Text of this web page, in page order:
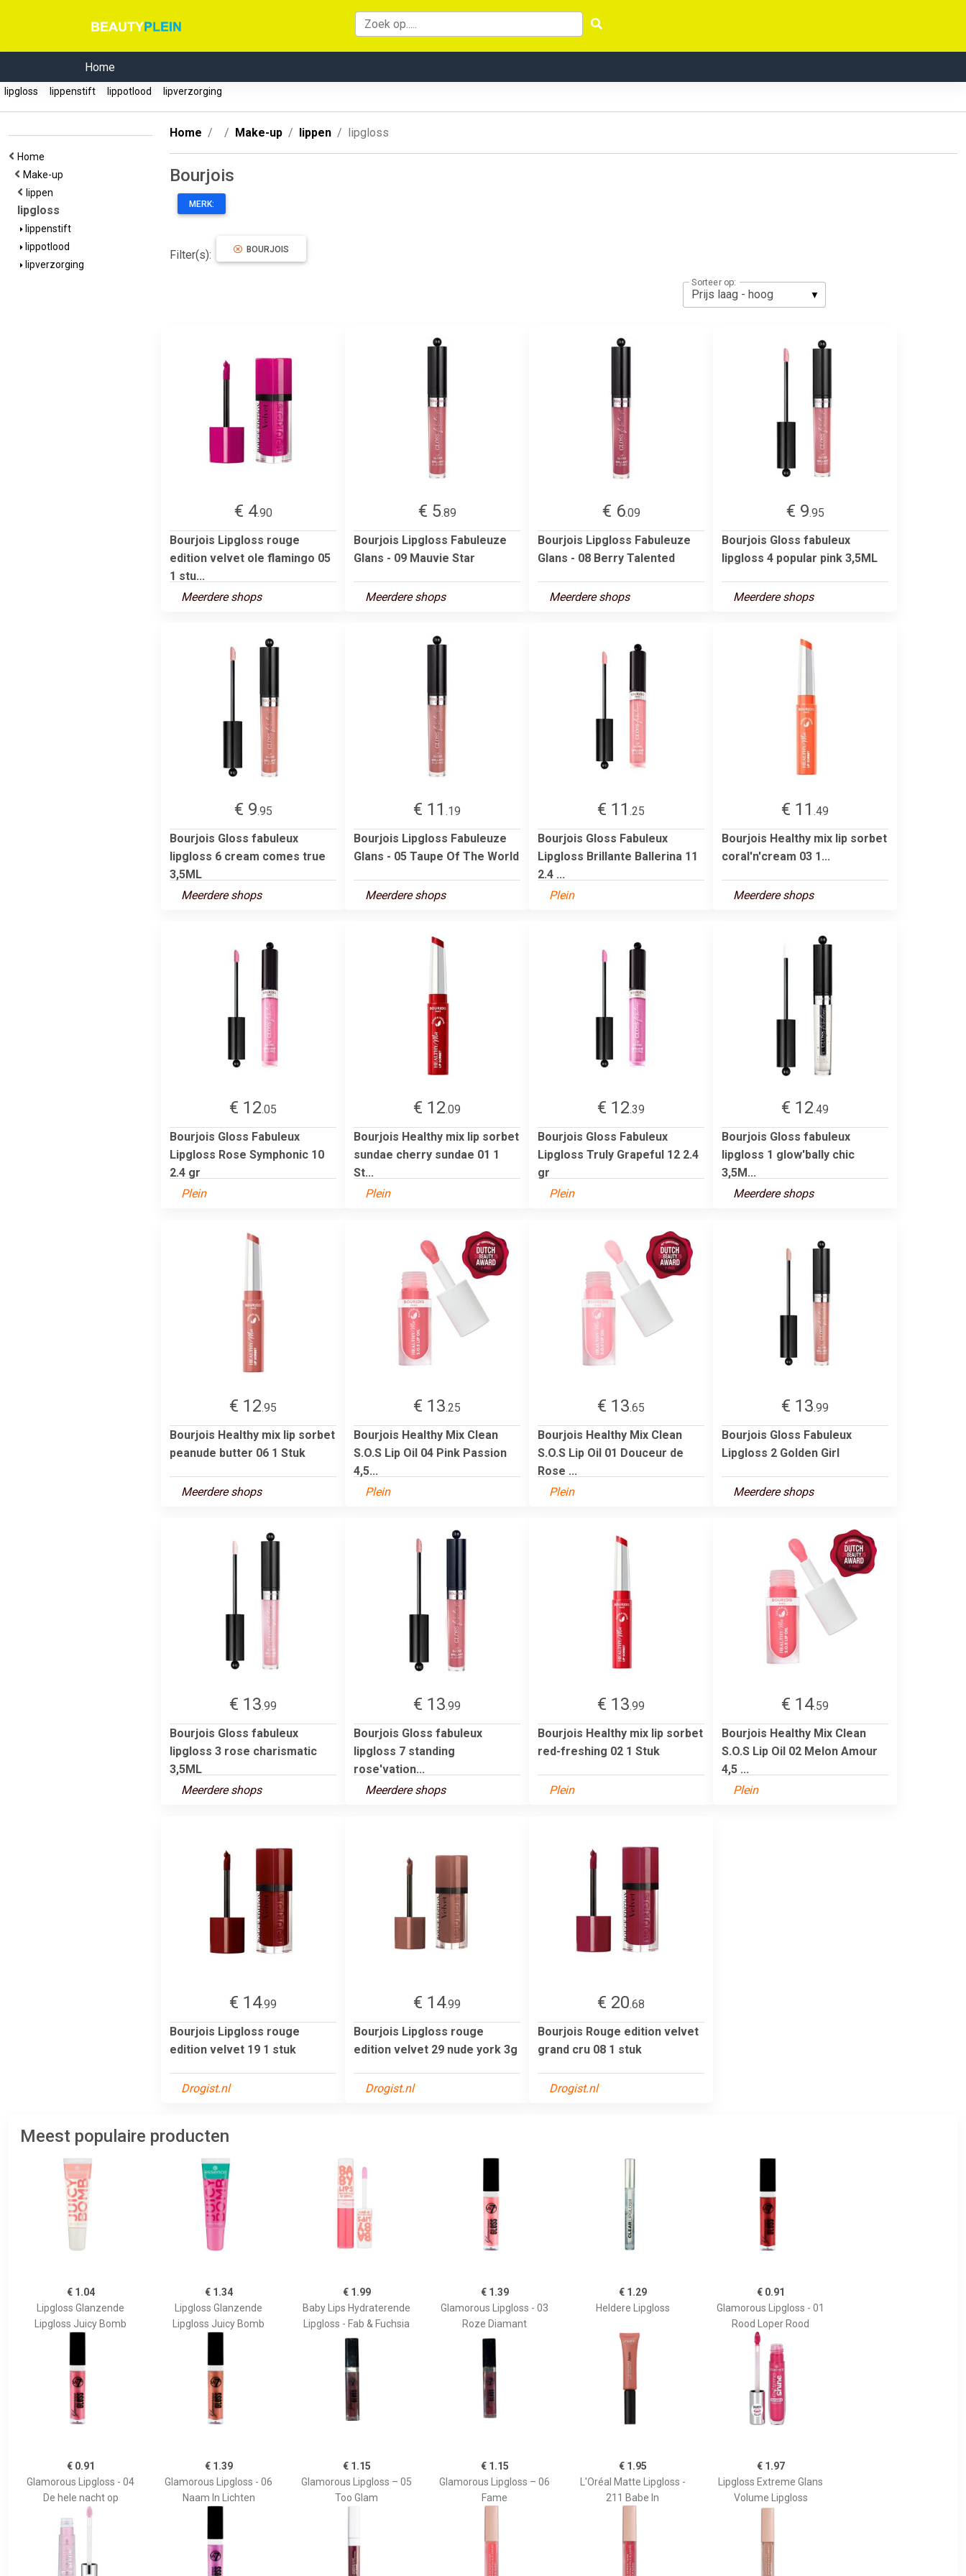
Home
lipgloss lippenstift lippotlood lipverzorging
Home
Make-up
lippen
lipgloss
lippenstift
lippotlood
lipverzorging
Home Make-up lippen lipgloss
Bourjois
MERK:
Filter(s): BOURJOIS
Sorteer op:
€ 4.90
Bourjois Lipgloss rouge
edition velvet ole flamingo 05
1 stu...
Meerdere shops
€ 5.89
Bourjois Lipgloss Fabuleuze
Glans - 09 Mauvie Star
Meerdere shops
€ 6.09
Bourjois Lipgloss Fabuleuze
Glans - 08 Berry Talented
Meerdere shops
€ 9.95
Bourjois Gloss fabuleux
lipgloss 4 popular pink 3,5ML
Meerdere shops
€ 9.95
Bourjois Gloss fabuleux
lipgloss 6 cream comes true
3,5ML
Meerdere shops
€ 11 .19
Bourjois Lipgloss Fabuleuze
Glans - 05 Taupe Of The World
Meerdere shops
€ 11 .25
Bourjois Gloss Fabuleux
Lipgloss Brillante Ballerina 11
2.4 ...
Plein
€ 11 .49
Bourjois Healthy mix lip sorbet
coral'n'cream 03 1...
Meerdere shops
€ 12.05
Bourjois Gloss Fabuleux
Lipgloss Rose Symphonic 10
2.4 gr
Plein
€ 12.09
Bourjois Healthy mix lip sorbet
sundae cherry sundae 01 1
St...
Plein
€ 12.39
Bourjois Gloss Fabuleux
Lipgloss Truly Grapeful 12 2.4
gr
Plein
€ 12.49
Bourjois Gloss fabuleux
lipgloss 1 glow'bally chic
3,5M...
Meerdere shops
€ 12.95
Bourjois Healthy mix lip sorbet
peanude butter 06 1 Stuk
Meerdere shops
€ 13.25
Bourjois Healthy Mix Clean
S.O.S Lip Oil 04 Pink Passion
4,5...
Plein
€ 13.65
Bourjois Healthy Mix Clean
S.O.S Lip Oil 01 Douceur de
Rose ...
Plein
€ 13.99
Bourjois Gloss Fabuleux
Lipgloss 2 Golden Girl
Meerdere shops
€ 13.99
Bourjois Gloss fabuleux
lipgloss 3 rose charismatic
3,5ML
Meerdere shops
€ 13.99
Bourjois Gloss fabuleux
lipgloss 7 standing
rose'vation...
Meerdere shops
€ 13.99
Bourjois Healthy mix lip sorbet
red-freshing 02 1 Stuk
Plein
€ 14.59
Bourjois Healthy Mix Clean
S.O.S Lip Oil 02 Melon Amour
4,5 ...
Plein
€ 14.99
Bourjois Lipgloss rouge
edition velvet 19 1 stuk
Drogist.nl
€ 14.99
Bourjois Lipgloss rouge
edition velvet 29 nude york 3g
Drogist.nl
€ 20.68
Bourjois Rouge edition velvet
grand cru 08 1 stuk
Drogist.nl
Meest populaire producten
€ 1.04
Lipgloss Glanzende
Lipgloss Juicy Bomb
€ 1.34
Lipgloss Glanzende
Lipgloss Juicy Bomb
€ 1.99
Baby Lips Hydraterende
Lipgloss - Fab & Fuchsia
€ 1.39
Glamorous Lipgloss - 03
Roze Diamant
€ 1.29
Heldere Lipgloss
€ 0.91
Glamorous Lipgloss - 01
Rood Loper Rood
€ 0.91
Glamorous Lipgloss - 04
De hele nacht op
€ 1.39
Glamorous Lipgloss - 06
Naam In Lichten
€ 1.15
Glamorous Lipgloss – 05
Too Glam
€ 1.15
Glamorous Lipgloss – 06
Fame
€ 1.95
L'Oréal Matte Lipgloss -
211 Babe In
€ 1.97
Lipgloss Extreme Glans
Volume Lipgloss